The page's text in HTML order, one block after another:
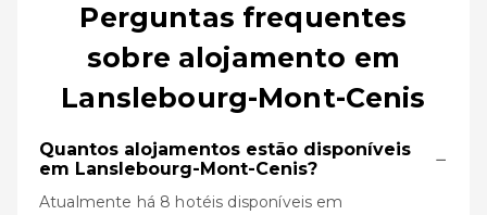
Perguntas frequentes
sobre alojamento em
Lanslebourg-Mont-Cenis
Quantos alojamentos estão disponíveis
em Lanslebourg-Mont-Cenis?
−
Atualmente há 8 hotéis disponíveis em